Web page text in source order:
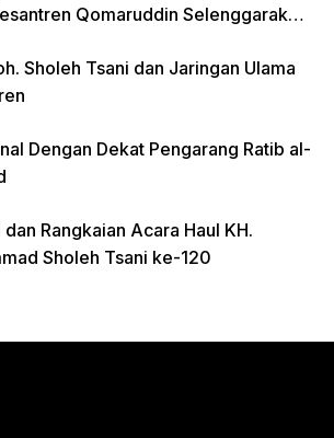
Qomaruddin Selenggarakan
Sholeh Tsani dan Jaringan Ulama
Dengan Dekat Pengarang Ratib al-
Rangkaian Acara Haul KH.
Sholeh Tsani ke-120